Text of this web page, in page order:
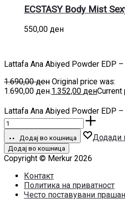
ECSTASY Body Mist
550,00 ден
Lattafa Ana Abiyed Powder EDP
1.690,00ден Original price was:
1.690,00 ден.1.352,00 денCurrent
Lattafa Ana Abiyed Powder EDP
Додај во кошница Додади
Додај во кошница
Copyright © Merkur 2026
Контакт
Политика на приватност
Често поставувани